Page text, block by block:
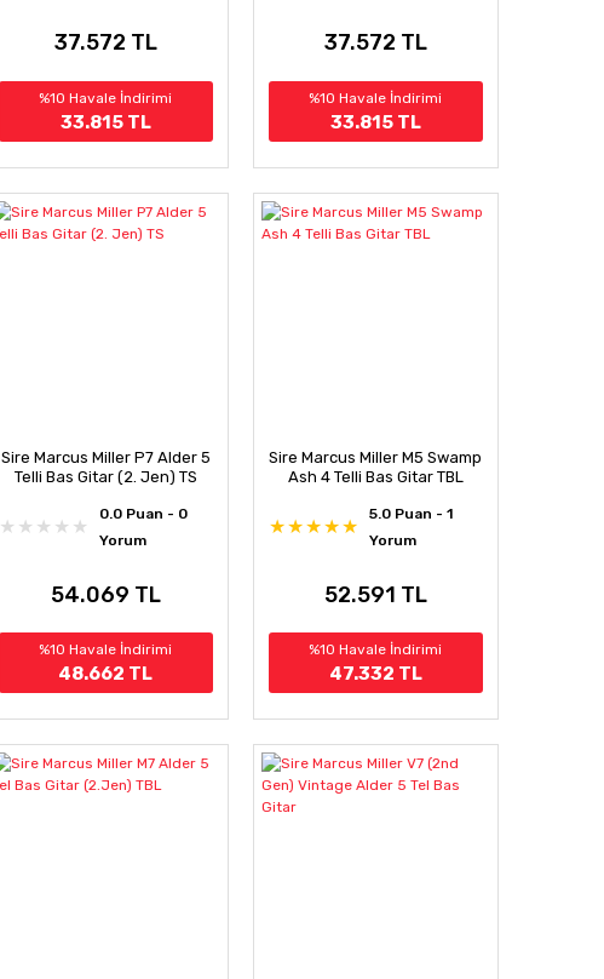
37.572 TL
%10 Havale İndirimi
33.815 TL
37.572 TL
%10 Havale İndirimi
33.815 TL
Sire Marcus Miller P7 Alder 5
Telli Bas Gitar (2. Jen) TS
0.0 Puan - 0
Yorum
54.069 TL
%10 Havale İndirimi
48.662 TL
Sire Marcus Miller M5 Swamp
Ash 4 Telli Bas Gitar TBL
5.0 Puan - 1
Yorum
52.591 TL
%10 Havale İndirimi
47.332 TL